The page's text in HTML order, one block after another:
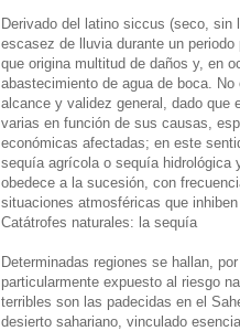
Derivado del latino siccus (seco, sin
escasez de lluvia durante un periodo
que origina multitud de daños y, en
abastecimiento de agua de boca.
alcance y validez general, dado que
varias en función de sus causas,
económicas afectadas; en este
sequía agrícola o sequía hidrológica
obedece a la sucesión, con
situaciones atmosféricas que
Catátrofes naturales: la sequía
Determinadas regiones se hallan,
particularmente expuesto al riesgo
terribles son las padecidas en el
desierto sahariano, vinculado